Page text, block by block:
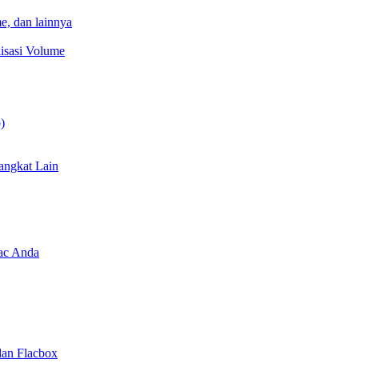
dan lainnya
Volume
Lain
Anda
Flacbox